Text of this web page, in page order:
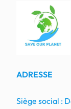
ADRESSE
Siège social :